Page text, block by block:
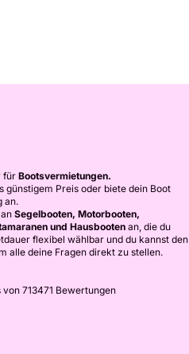
fürBootsvermietungen.
günstigem Preis oder biete dein Boot
an.
Segelbooten, Motorbooten,
und Hausbooten an, die du
flexibel wählbar und du kannst den
alle deine Fragen direkt zu stellen.
von 713471 Bewertungen